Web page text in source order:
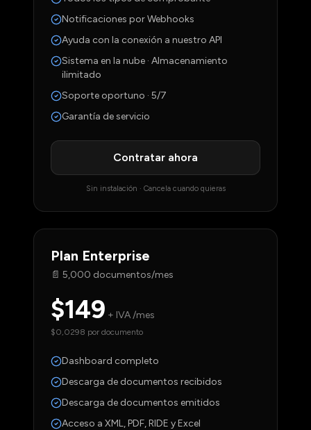
Notificaciones por Webhooks
Ayuda con la conexión a nuestro API
Sistema en la nube · Almacenamiento
ilimitado
Soporte oportuno · 5/7
Garantía de servicio
Contratar ahora
Sin instalación · Cancela cuando quieras
Plan Enterprise
📄 5,000 documentos/mes
$149 + IVA /mes
$0,0298 por documento
Dashboard completo
Descarga de documentos recibidos
Descarga de documentos emitidos
Acceso a XML, PDF, RIDE y Excel